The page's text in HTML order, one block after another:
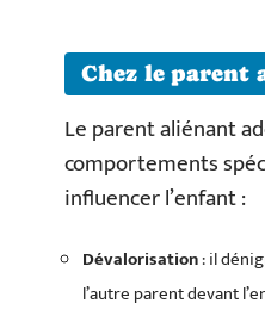
Chez le parent
Le parent aliénant
comportements
influencer l’enfant :
Dévalorisation: il
l’autre parent devant